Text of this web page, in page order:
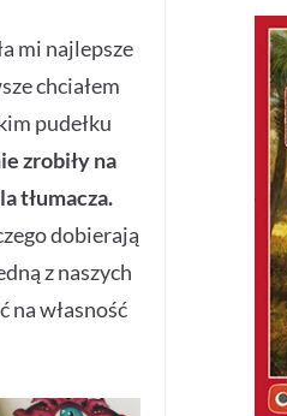
mi najlepsze
chciałem
pudełku
zrobiły na
tłumacza.
dobierają
z naszych
na własność